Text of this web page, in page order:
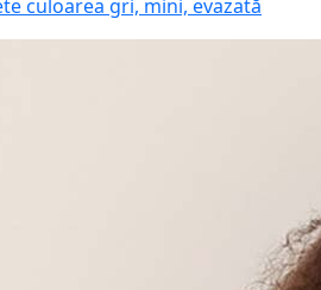
culoarea gri, mini, evazată